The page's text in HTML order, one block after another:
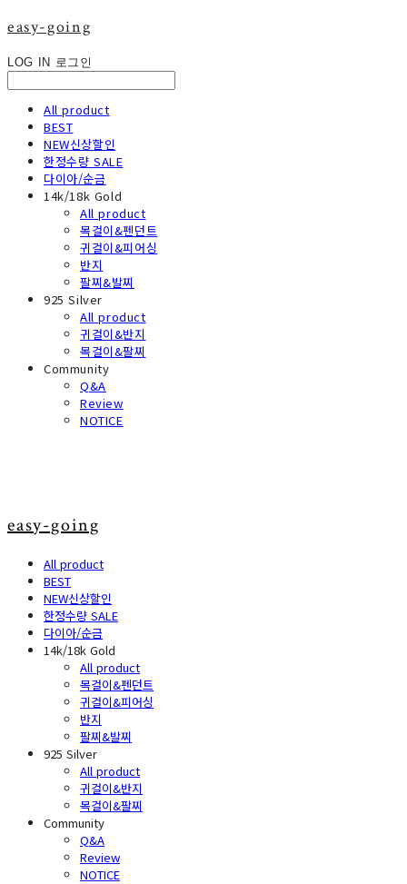
easy-going
LOG IN 로그인
All product
BEST
NEW신상할인
한정수량 SALE
다이아/순금
14k/18k Gold
All product
목걸이&펜던트
귀걸이&피어싱
반지
팔찌&발찌
925 Silver
All product
귀걸이&반지
목걸이&팔찌
Community
Q&A
Review
NOTICE
easy-going
All product
BEST
NEW신상할인
한정수량 SALE
다이아/순금
14k/18k Gold
All product
목걸이&펜던트
귀걸이&피어싱
반지
팔찌&발찌
925 Silver
All product
귀걸이&반지
목걸이&팔찌
Community
Q&A
Review
NOTICE